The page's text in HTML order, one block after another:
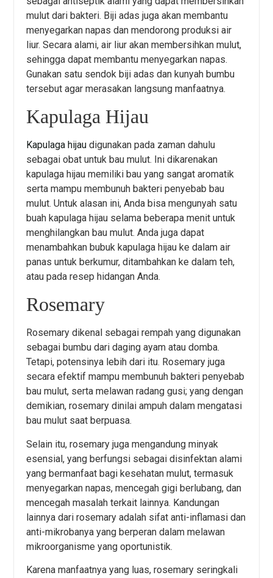
mulut dari bakteri. Biji adas juga akan membantu
menyegarkan napas dan mendorong produksi air
liur. Secara alami, air liur akan membersihkan mulut,
sehingga dapat membantu menyegarkan napas.
Gunakan satu sendok biji adas dan kunyah bumbu
tersebut agar merasakan langsung manfaatnya.
Kapulaga Hijau
Kapulaga hijau digunakan pada zaman dahulu
sebagai obat untuk bau mulut. Ini dikarenakan
kapulaga hijau memiliki bau yang sangat aromatik
serta mampu membunuh bakteri penyebab bau
mulut. Untuk alasan ini, Anda bisa mengunyah satu
buah kapulaga hijau selama beberapa menit untuk
menghilangkan bau mulut. Anda juga dapat
menambahkan bubuk kapulaga hijau ke dalam air
panas untuk berkumur, ditambahkan ke dalam teh,
atau pada resep hidangan Anda.
Rosemary
Rosemary dikenal sebagai rempah yang digunakan
sebagai bumbu dari daging ayam atau domba.
Tetapi, potensinya lebih dari itu. Rosemary juga
secara efektif mampu membunuh bakteri penyebab
bau mulut, serta melawan radang gusi; yang dengan
demikian, rosemary dinilai ampuh dalam mengatasi
bau mulut saat berpuasa.
Selain itu, rosemary juga mengandung minyak
esensial, yang berfungsi sebagai disinfektan alami
yang bermanfaat bagi kesehatan mulut, termasuk
menyegarkan napas, mencegah gigi berlubang, dan
mencegah masalah terkait lainnya. Kandungan
lainnya dari rosemary adalah sifat anti-inflamasi dan
anti-mikrobanya yang berperan dalam melawan
mikroorganisme yang oportunistik.
Karena manfaatnya yang luas, rosemary seringkali